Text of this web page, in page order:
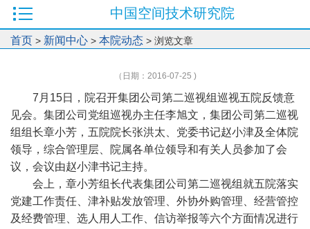
中国空间技术研究院
首页 > 新闻中心 > 本院动态 > 浏览文章
（日期：2016-07-25 )
7月15日，院召开集团公司第二巡视组巡视五院反馈意
见会。集团公司党组巡视办主任李旭文，集团公司第二巡视
组组长章小芳，五院院长张洪太、党委书记赵小津及全体院
领导，综合管理层、院属各单位领导和有关人员参加了会
议，会议由赵小津书记主持。
会上，章小芳组长代表集团公司第二巡视组就五院落实
党建工作责任、津补贴发放管理、外协外购管理、经营管控
及经费管理、选人用人工作、信访举报等六个方面情况进行